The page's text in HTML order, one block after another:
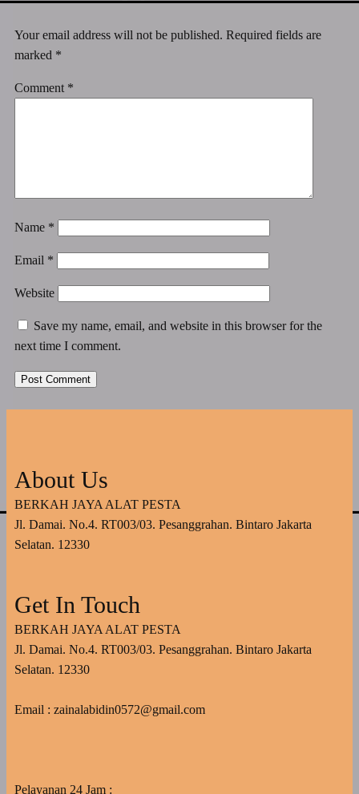
Your email address will not be published. Required fields are
marked *
Comment *
Name *
Email *
Website
Save my name, email, and website in this browser for the
next time I comment.
About Us
BERKAH JAYA ALAT PESTA
Jl. Damai. No.4. RT003/03. Pesanggrahan. Bintaro Jakarta
Selatan. 12330
Get In Touch
BERKAH JAYA ALAT PESTA
Jl. Damai. No.4. RT003/03. Pesanggrahan. Bintaro Jakarta
Selatan. 12330
Email : zainalabidin0572@gmail.com
Pelayanan 24 Jam :